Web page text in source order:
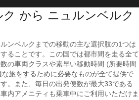
から ニュルンベルク
ンベルクまでの移動の主な選択肢の1つは
ることです。この国では都市間を走る全て
の車両クラスや素早い移動時間 (所要時間
旅をするために必要なものが全て提供で
。また、毎日の出発便数が最大33である
内アメニティも乗車中にご利用いただけま